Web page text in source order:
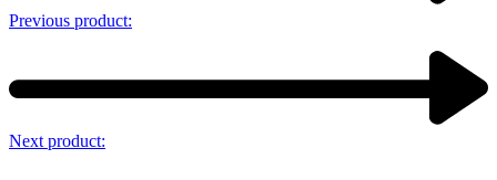
Previous product:
Next product: